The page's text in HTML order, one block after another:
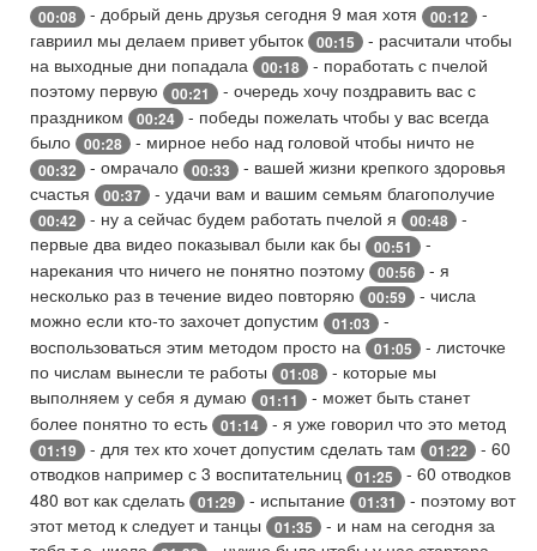
00:08 - добрый день друзья сегодня 9 мая хотя 00:12
-
гавриил мы делаем привет убыток
00:15
- расчитали чтобы
на выходные дни попадала
00:18
- поработать с пчелой
поэтому первую
00:21
- очередь хочу поздравить вас с
праздником
00:24
- победы пожелать чтобы у вас всегда
было
00:28 - мирное небо над головой чтобы ничто не
00:32 - омрачало 00:33
- вашей жизни крепкого здоровья
счастья
00:37 - удачи вам и вашим семьям благополучие
00:42 - ну а сейчас будем работать пчелой я 00:48
-
первые два видео показывал были как бы
00:51
-
нарекания что ничего не понятно поэтому
00:56
- я
несколько раз в течение видео повторяю
00:59
- числа
можно если кто-то захочет допустим
01:03
-
воспользоваться этим методом просто на
01:05
- листочке
по числам вынесли те работы
01:08
- которые мы
выполняем у себя я думаю
01:11
- может быть станет
более понятно то есть
01:14 - я уже говорил что это метод
01:19 - для тех кто хочет допустим сделать там 01:22
- 60
отводков например с 3 воспитательниц
01:25
- 60 отводков
480 вот как сделать
01:29 - испытание 01:31
- поэтому вот
этот метод к следует и танцы
01:35
- и нам на сегодня за